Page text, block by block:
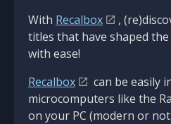
With Recalbox
,
titles that have shaped
with ease!
Recalbox
can be easily
microcomputers like the
on your PC (modern or